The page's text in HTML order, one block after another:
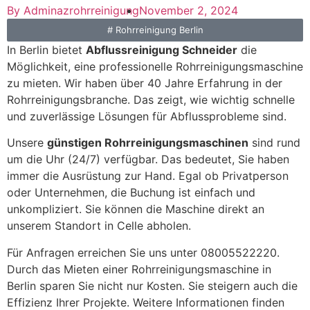
By AdminazrohrreinigungNovember 2, 2024
# Rohrreinigung Berlin
In Berlin bietet Abflussreinigung Schneider die
Möglichkeit, eine professionelle Rohrreinigungsmaschine
zu mieten. Wir haben über 40 Jahre Erfahrung in der
Rohrreinigungsbranche. Das zeigt, wie wichtig schnelle
und zuverlässige Lösungen für Abflussprobleme sind.
Unsere günstigen Rohrreinigungsmaschinen sind rund
um die Uhr (24/7) verfügbar. Das bedeutet, Sie haben
immer die Ausrüstung zur Hand. Egal ob Privatperson
oder Unternehmen, die Buchung ist einfach und
unkompliziert. Sie können die Maschine direkt an
unserem Standort in Celle abholen.
Für Anfragen erreichen Sie uns unter 08005522220.
Durch das Mieten einer Rohrreinigungsmaschine in
Berlin sparen Sie nicht nur Kosten. Sie steigern auch die
Effizienz Ihrer Projekte. Weitere Informationen finden